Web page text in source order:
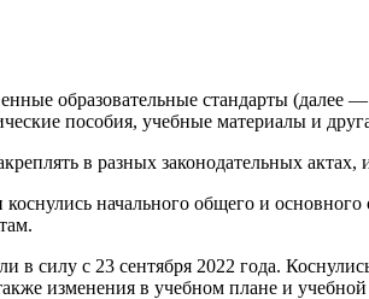
образовательные стандарты
пособия, учебные материалы и
в разных законодательных актах,
начального общего и
силу с 23 сентября 2022 года.
изменения в учебном плане и учебной